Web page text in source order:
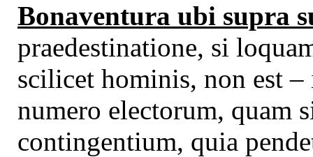
Bonaventura ubi supra
praedestinatione, si
scilicet hominis, non est
numero electorum, quam
contingentium, quia